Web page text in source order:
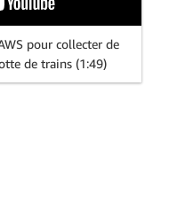
pour collecter de
de trains (1:49)